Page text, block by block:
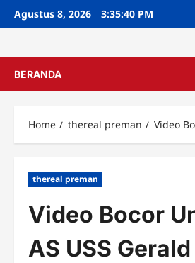
SkipAgustus 8, 2026 3:35:42 PM
BERANDA
Home thereal preman Video
thereal preman
Video Bocor
AS USS